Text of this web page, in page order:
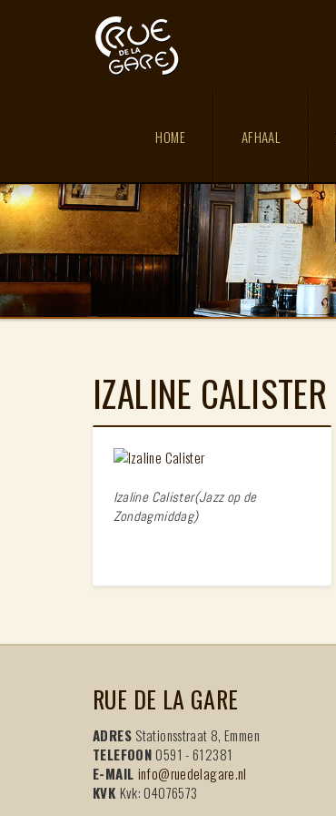
HOME AFHAAL
IZALINE CALISTER
Izaline Calister(Jazz op de
Zondagmiddag)
RUE DE LA GARE
ADRES Stationsstraat 8, Emmen
TELEFOON0591 - 612381
E-MAIL info@ruedelagare.nl
KVK Kvk: 04076573